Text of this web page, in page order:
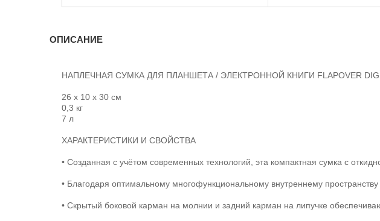
ОПИСАНИЕ
НАПЛЕЧНАЯ СУМКА ДЛЯ ПЛАНШЕТА / ЭЛЕКТРОННОЙ КНИГИ FLAPOVER
26 x 10 x 30 см
0,3 кг
7 л
ХАРАКТЕРИСТИКИ И СВОЙСТВА
• Созданная с учётом современных технологий, эта компактная сумка с
• Благодаря оптимальному многофункциональному внутреннему
• Скрытый боковой карман на молнии и задний карман на липучке